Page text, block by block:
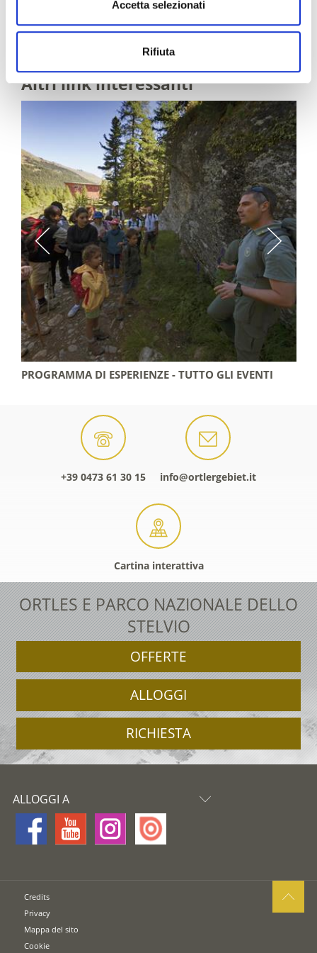
Accetta selezionati
Rifiuta
sguardo alla quotidianità tra le montagne della valle.
Altri link interessanti
PROGRAMMA DI ESPERIENZE - TUTTO GLI EVENTI
+39 0473 61 30 15 info@ortlergebiet.it
Cartina interattiva
ORTLES E PARCO NAZIONALE DELLO
STELVIO
OFFERTE
ALLOGGI
RICHIESTA
ALLOGGI A
Credits
Privacy
Mappa del sito
Cookie